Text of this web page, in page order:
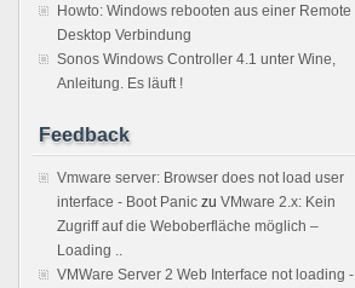
Howto: Windows rebooten aus einer Remote
Desktop Verbindung
Sonos Windows Controller 4.1 unter Wine,
Anleitung. Es läuft !
Feedback
Vmware server: Browser does not load user
interface - Boot Panic zu VMware 2.x: Kein
Zugriff auf die Weboberfläche möglich –
Loading ..
VMWare Server 2 Web Interface not loading -